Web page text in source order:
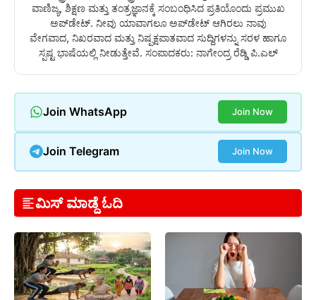
ವಾಣಿಜ್ಯ, ಶಿಕ್ಷಣ ಮತ್ತು ತಂತ್ರಜ್ಞಾನಕ್ಕೆ ಸಂಬಂಧಿಸಿದ ಪ್ರತಿಯೊಂದು ಪ್ರಮುಖ
ಅಪ್‌ಡೇಟ್. ನೀವು ಯಾವಾಗಲೂ ಅಪ್‌ಡೇಟ್ ಆಗಿರಲು ನಾವು
ವೇಗವಾದ, ನಿಖರವಾದ ಮತ್ತು ನಿಷ್ಪಕ್ಷಪಾತವಾದ ಸುದ್ದಿಗಳನ್ನು ಸರಳ ಹಾಗೂ
ಸ್ಪಷ್ಟ ಭಾಷೆಯಲ್ಲಿ ನೀಡುತ್ತೇವೆ. ಸಂಪಾದಕರು: ನಾಗೇಂದ್ರ ರೆಡ್ಡಿ ಪಿ.ಎಲ್
Join WhatsApp Join Now
Join Telegram Join Now
ಮಿಸ್ ಮಾಡ್ದೆ ಓದಿ